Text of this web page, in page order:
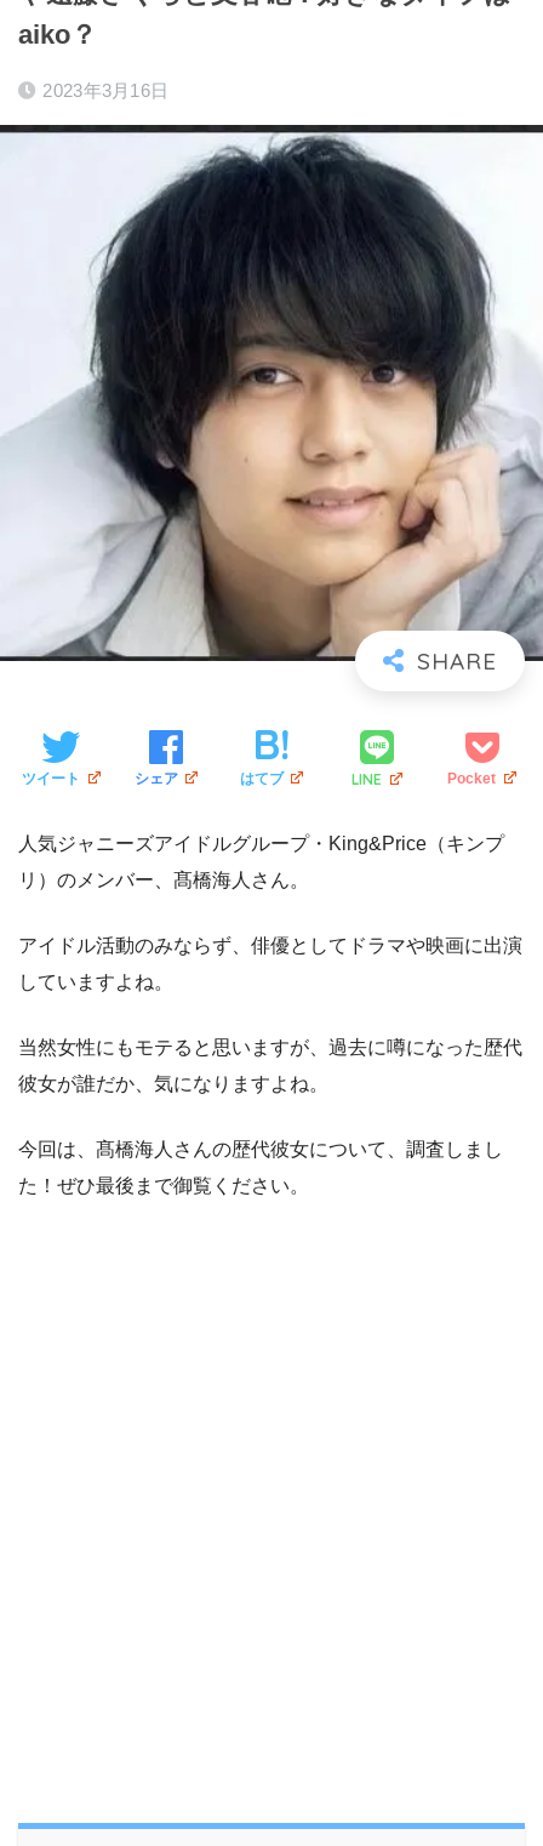
aiko？
2023年3月16日
ツイート シェア はてブ LINE Pocket
人気ジャニーズアイドルグループ・King&Price（キンプ
リ）のメンバー、髙橋海人さん。
アイドル活動のみならず、俳優としてドラマや映画に出演
していますよね。
当然女性にもモテると思いますが、過去に噂になった歴代
彼女が誰だか、気になりますよね。
今回は、髙橋海人さんの歴代彼女について、調査しまし
た！ぜひ最後まで御覧ください。